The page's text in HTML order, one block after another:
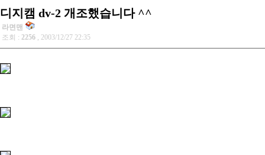
디지캠 dv-2 개조했습니다 ^^
라면맨
조회 : 2256 , 2003/12/27 22:35